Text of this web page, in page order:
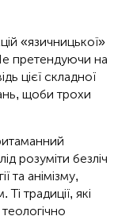
«язичницької»
претендуючи на
цієї складної
щоби трохи
розуміти безліч
та анімізму,
традиції, які